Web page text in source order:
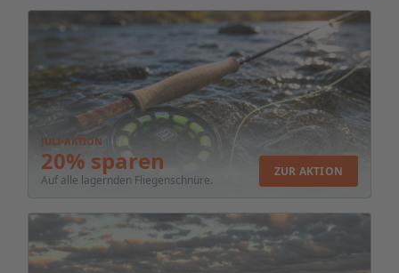
JULI-AKTION
20% sparen
Auf alle lagernden Fliegenschnüre.
ZUR AKTION